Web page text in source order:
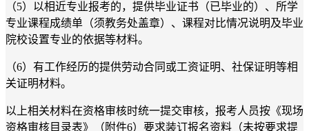
（5）以相近专业报考的，提供毕业证书（已毕业的）、所学
专业课程成绩单（须教务处盖章）、课程对比情况说明及毕业
院校设置专业的依据等材料。
（6）有工作经历的提供劳动合同或工资证明、社保证明等相
关证明材料。
以上相关材料在资格审核时统一提交审核，报考人员按《现场
资格审核目录表》（附件6）要求装订报名资料（未按要求提